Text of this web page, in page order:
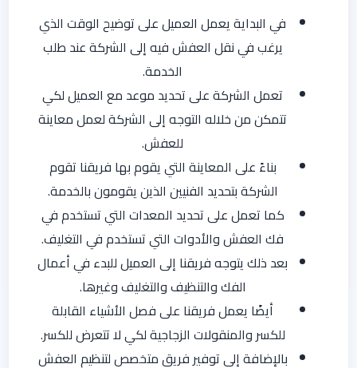
في البداية يعمل العميل على توضيح الوقت الذي
يرغب في نقل العفش فيه إلى الشركة عند طلب
الخدمة.
تعمل الشركة على تحديد موعد مع العميل لكي
تتمكن من خلاله التوجه إلى الشركة لعمل معاينة
للعفش.
بناءً على المعاينة التي يقوم بها فريقنا تقوم
الشركة بتحديد الفنيين الذين يقومون بالخدمة.
كما تعمل على تحديد المعدات التي تستخدم في
فك العفش والأدوات التي تستخدم في التغليف.
بعد ذلك يتوجه فريقنا إلى العميل للبدء في أعمال
الفك والتنظيف والتغليف وغيرها.
أيضًا يعمل فريقنا على فصل الأشياء القابلة
للكسر والمنقولات الزجاجية لكي لا تتعرض للكسر.
بالإضافة إلى توفير فريق متخصص لتنظيم العفش